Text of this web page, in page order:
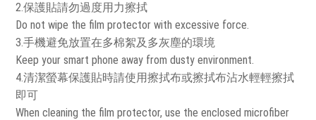
2.保護貼請勿過度用力擦拭
Do not wipe the film protector with excessive force.
3.手機避免放置在多棉絮及多灰塵的環境
Keep your smart phone away from dusty environment.
4.清潔螢幕保護貼時請使用擦拭布或擦拭布沾水輕輕擦拭
即可
When cleaning the film protector, use the enclosed microfiber